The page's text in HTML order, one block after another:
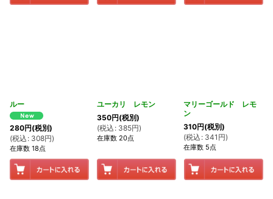
ルー
280円(税別)
(税込 : 308円)
在庫数 18点
ユーカリ レモン
350円(税別)
(税込 : 385円)
在庫数 20点
マリーゴールド レモ
ン
310円(税別)
(税込 : 341 円)
在庫数 5点